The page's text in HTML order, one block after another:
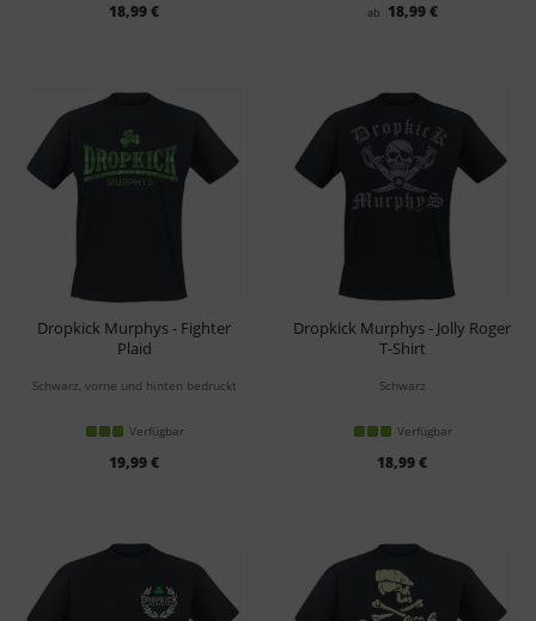
18,99 € ab 18,99 €
Dropkick Murphys - Fighter
Plaid
Schwarz, vorne und hinten bedruckt
Verfügbar
19,99 €
Dropkick Murphys - Jolly Roger
T-Shirt
Schwarz
Verfügbar
18,99 €